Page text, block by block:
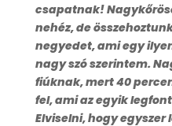
csapatnak!
nehéz, de
negyedet, ami egy
nagy szó szerintem.
fiúknak, mert 40
fel, ami az egyik
Elviselni, hogy egyszer